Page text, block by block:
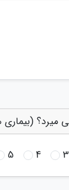
میرد؟ (بیماری
3
4
5